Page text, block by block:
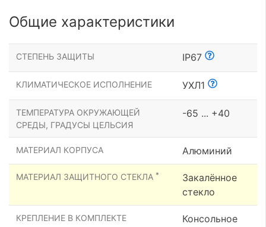
Общие характеристики
СТЕПЕНЬ ЗАЩИТЫ IP67
КЛИМАТИЧЕСКОЕ ИСПОЛНЕНИЕ УХЛ1
ТЕМПЕРАТУРА ОКРУЖАЮЩЕЙ
СРЕДЫ, ГРАДУСЫ ЦЕЛЬСИЯ
-65 ... +40
МАТЕРИАЛ КОРПУСА Алюминий
МАТЕРИАЛ ЗАЩИТНОГО СТЕКЛА *
Закалённое
стекло
КРЕПЛЕНИЕ В КОМПЛЕКТЕ Консольное